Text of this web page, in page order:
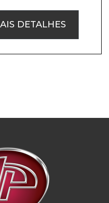
DETALHES